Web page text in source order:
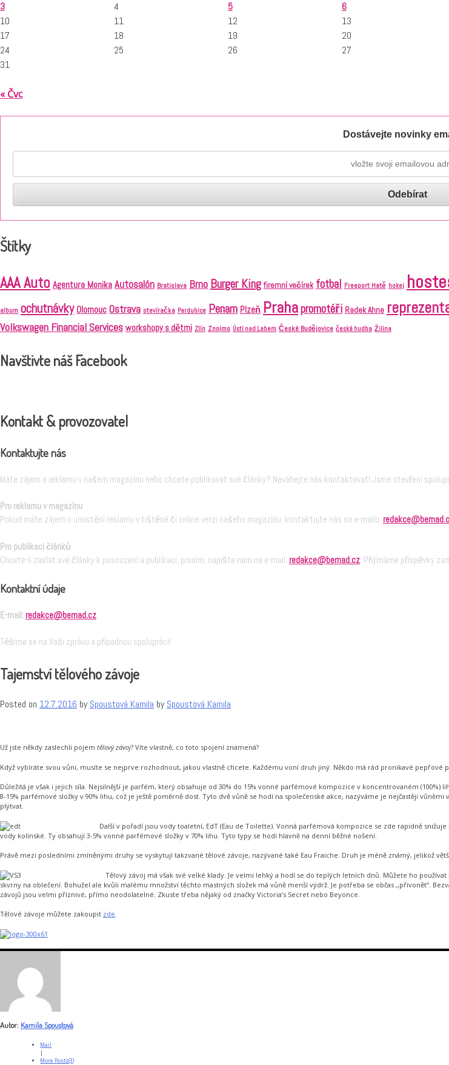
3
4 5 6
10
11 12 13
17
18 19 20
24
25 26 27
31
« Čvc
Dostávejte novinky
Štítky
AAA Auto Agentura Monika Autosalón Bratislava Brno Burger King firemní večírek fotbal Freeport Hatě hokej
album ochutnávky Olomouc Ostrava otevíračka Pardubice Penam Plzeň Prahapromotéři Radek Ahne
Volkswagen Financial Services workshopy s dětmi Zlín Znojmo Ústí nad Labem České Budějovice česká hudba Žilina
Navštivte náš Facebook
Kontakt & provozovatel
Kontaktujte nás
Máte zájem o reklamu v našem magazínu nebo chcete publikovat své články? Neváhejte nás kontaktovat! Jsme otevřeni
Pro reklamu v magazínu
Pokud máte zájem o umístění reklamy v tištěné či online verzi našeho magazínu, kontaktujte nás na e-mailu:
Pro publikaci článků
Chcete-li zaslat své články k posouzení a publikaci, prosím, napište nám na e-mail: redakce@bemad.cz . Přijímáme příspěvky
Kontaktní údaje
E-mail: redakce@bemad.cz
Těšíme se na Vaši zprávu a případnou spolupráci!
Tajemství tělového závoje
Posted on 12.7.2016 bySpoustová Kamila bySpoustová Kamila
Už jste někdy zaslechli pojem tělový závoj? Víte vlastně, co toto spojení znamená?
Když vybíráte svou vůni, musíte se nejprve rozhodnout, jakou vlastně chcete. Každému voní druh jiný. Někdo má rád pronikavé pepřové
Důležitá je však i jejich síla. Nejsilnější je parfém, který obsahuje od 30% do 15% vonné parfémové kompozice v koncentrovaném (100%)
8-15% parfémové složky v 90% lihu, což je ještě poměrně dost. Tyto dvě vůně se hodí na společenské akce, nazýváme je nejčastěji
plýtvat.
Další v pořadí jsou vody toaletní, EdT (Eau de Toilette). Vonná parfémová kompozice se zde rapidně
vody kolínské. Ty obsahují 3-5% vonné parfémové složky v 70% lihu. Tyto typy se hodí hlavně na denní běžné nošení.
Právě mezi posledními zmíněnými druhy se vyskytují takzvané tělové závoje, nazývané také Eau Fraiche. Druh je méně známý, jelikož
Tělový závoj má však své velké klady. Je velmi lehký a hodí se do teplých letních dnů. Můžete ho
skvrny na oblečení. Bohužel ale kvůli malému množství těchto mastných složek má vůně menší výdrž. Je potřeba se občas ,,přivonět‘‘.
závojů jsou velmi příznivé, přímo neodolatelné. Zkuste třeba nějaký od značky Victoria’s Secret nebo Beyonce.
Tělové závoje můžete zakoupit zde.
Autor: Kamila Spoustová
Mail
|
More Posts(3)